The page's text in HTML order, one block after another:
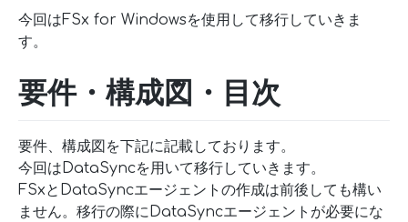
今回はFSx for Windowsを使用して移行していきま
す。
要件・構成図・目次
要件、構成図を下記に記載しております。
今回はDataSyncを用いて移行していきます。
FSxとDataSyncエージェントの作成は前後しても構い
ません。移行の際にDataSyncエージェントが必要にな